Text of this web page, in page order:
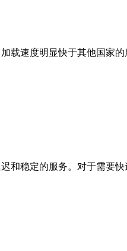
载速度明显快于其他国家
和稳定的服务。对于需要